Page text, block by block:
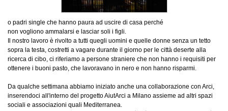
o padri single che hanno paura ad uscire di casa perché
non vogliono ammalarsi e lasciar soli i figli.
Il nostro lavoro è rivolto a tutti quegli uomini e quelle donne senza un tetto
sopra la testa, costretti a vagare durante il giorno per le città deserte alla
ricerca di cibo, ci riferiamo a persone straniere che non hanno i requisiti per
ottenere i buoni pasto, che lavoravano in nero e non hanno risparmi.
Da qualche settimana abbiamo iniziato anche una collaborazione con Arci,
inserendoci all'interno del progetto AiutArci a Milano assieme ad altri spazi
sociali e associazioni quali Mediterranea.